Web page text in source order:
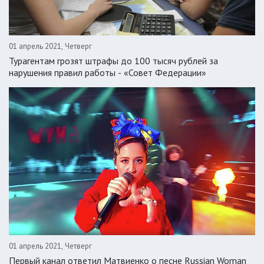
01 апрель 2021, Четверг
Турагентам грозят штрафы до 100 тысяч рублей за
нарушения правил работы - «Совет Федерации»
01 апрель 2021, Четверг
Первый канал ответил Матвиенко о песне Russian Woman